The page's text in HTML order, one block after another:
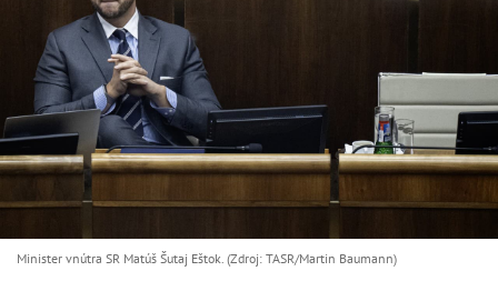
Minister vnútra SR Matúš Šutaj Eštok. (Zdroj: TASR/Martin Baumann)